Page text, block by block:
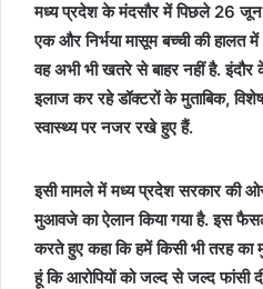
मध्य प्रदेश के मंदसौर में पिछले 26 जून
एक और निर्भया मासूम बच्ची की हालत
वह अभी भी खतरे से बाहर नहीं है.
इलाज कर रहे डॉक्टरों के मुताबिक,
स्वास्थ्य पर नजर रखे हुए हैं.
इसी मामले में मध्य प्रदेश सरकार की
मुआवजे का ऐलान किया गया है. इस
करते हुए कहा कि हमें किसी भी तरह का
हूं कि आरोपियों को जल्द से जल्द फांसी